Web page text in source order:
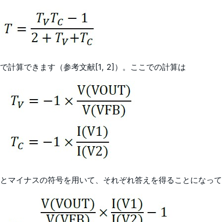
で計算できます（参考文献[1, 2]）。ここでの計算は
と マイナスの符号を用いて 、それぞれ答えを得ることになっ